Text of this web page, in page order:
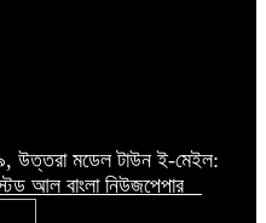
উত্তরা মডেল টাউন ই-মেইল:
আল বাংলা নিউজপেপার